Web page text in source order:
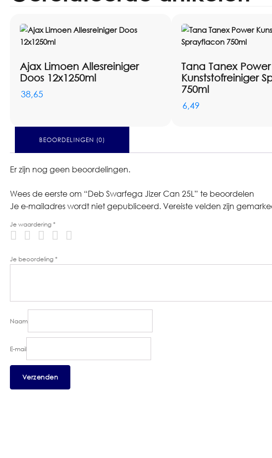
Ajax Limoen Allesreiniger
Doos 12x1250ml
38,65
Tana Tanex Power
Kunststofreiniger
750ml
6,49
BEOORDELINGEN (0)
Er zijn nog geen beoordelingen.
Wees de eerste om “Deb Swarfega Jizer Can 25L” te beoordelen
Je e-mailadres wordt niet gepubliceerd.Vereiste velden zijn
Je waardering*
Je beoordeling*
Naam
E-mail